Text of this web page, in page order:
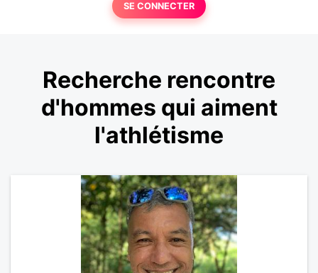
SE CONNECTER
Recherche rencontre
d'hommes qui aiment
l'athlétisme